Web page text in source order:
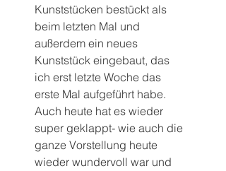
Kunststücken bestückt als
beim letzten Mal und
außerdem ein neues
Kunststück eingebaut, das
ich erst letzte Woche das
erste Mal aufgeführt habe.
Auch heute hat es wieder
super geklappt- wie auch die
ganze Vorstellung heute
wieder wundervoll war und